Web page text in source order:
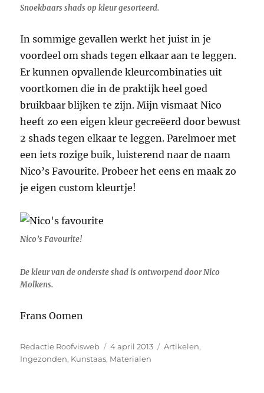
Snoekbaars shads op kleur gesorteerd.
In sommige gevallen werkt het juist in je
voordeel om shads tegen elkaar aan te leggen.
Er kunnen opvallende kleurcombinaties uit
voortkomen die in de praktijk heel goed
bruikbaar blijken te zijn. Mijn vismaat Nico
heeft zo een eigen kleur gecreëerd door bewust
2 shads tegen elkaar te leggen. Parelmoer met
een iets rozige buik, luisterend naar de naam
Nico’s Favourite. Probeer het eens en maak zo
je eigen custom kleurtje!
Nico’s Favourite!
De kleur van de onderste shad is ontworpend door Nico
Molkens.
Frans Oomen
Auteur
Redactie Roofvisweb
Geplaatst
op
4 april 2013 Categorieën
Artikelen,
Ingezonden, Kunstaas, Materialen